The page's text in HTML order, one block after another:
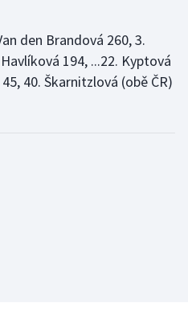
den Brandová 260, 3.
194, ...22. Kyptová
40. Škarnitzlová (obě ČR)